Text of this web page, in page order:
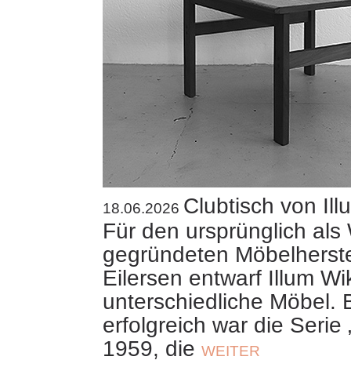
18.06.2026 Clubtisch von
Für den ursprünglich als
gegründeten
Eilersen entwarf Illum
unterschiedliche Möbel.
erfolgreich war die Serie
1959, die WEITER